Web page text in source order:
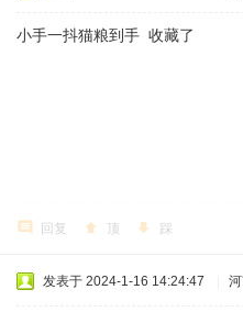
小手一抖猫粮到手 收藏了
回复 顶 踩
发表于 2024-1-16 14:24:47